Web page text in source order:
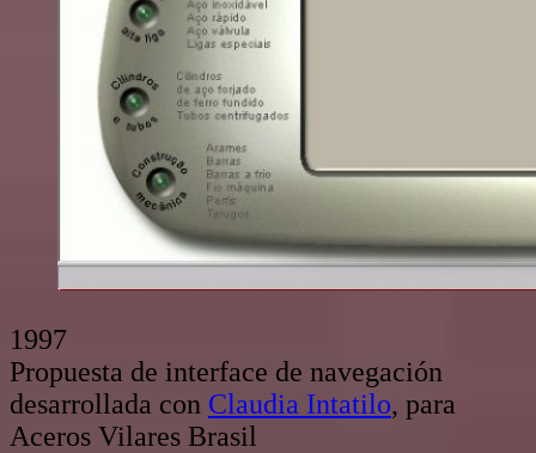
1997
Propuesta de interface de navegación
desarrollada con Claudia Intatilo, para
Aceros Vilares Brasil